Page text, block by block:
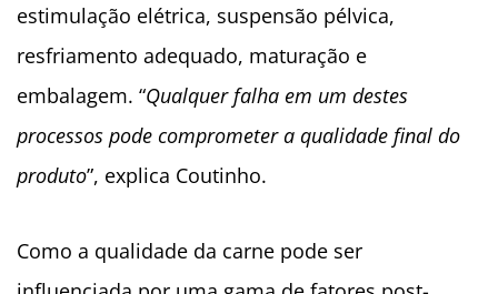
estimulação elétrica, suspensão pélvica,
resfriamento adequado, maturação e
embalagem. “Qualquer falha em um destes
processos pode comprometer a qualidade final do
produto”, explica Coutinho.
Como a qualidade da carne pode ser